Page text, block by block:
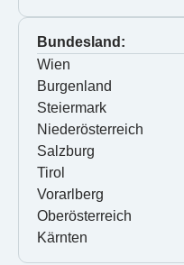
Bundesland:
Wien
Burgenland
Steiermark
Niederösterreich
Salzburg
Tirol
Vorarlberg
Oberösterreich
Kärnten